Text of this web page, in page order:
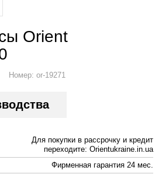
Orient
Номер: or-19271
Для покупки в рассрочку и кредит
переходите: Orientukraine.in.ua
Фирменная гарантия 24 мес.